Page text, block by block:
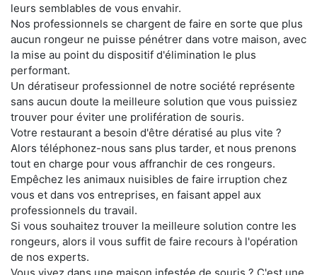
leurs semblables de vous envahir.
Nos professionnels se chargent de faire en sorte que plus
aucun rongeur ne puisse pénétrer dans votre maison, avec
la mise au point du dispositif d'élimination le plus
performant.
Un dératiseur professionnel de notre société représente
sans aucun doute la meilleure solution que vous puissiez
trouver pour éviter une prolifération de souris.
Votre restaurant a besoin d'être dératisé au plus vite ?
Alors téléphonez-nous sans plus tarder, et nous prenons
tout en charge pour vous affranchir de ces rongeurs.
Empêchez les animaux nuisibles de faire irruption chez
vous et dans vos entreprises, en faisant appel aux
professionnels du travail.
Si vous souhaitez trouver la meilleure solution contre les
rongeurs, alors il vous suffit de faire recours à l'opération
de nos experts.
Vous vivez dans une maison infestée de souris ? C'est une